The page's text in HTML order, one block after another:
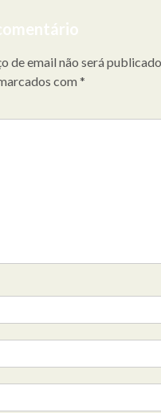
de email não será publicado.
com *